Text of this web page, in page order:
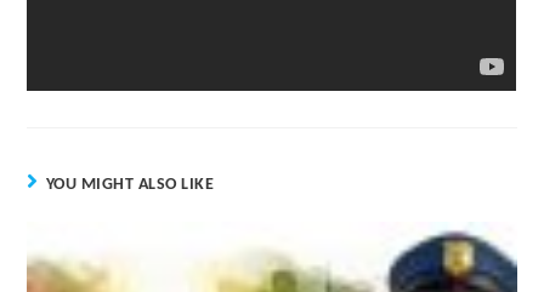
YOU MIGHT ALSO LIKE